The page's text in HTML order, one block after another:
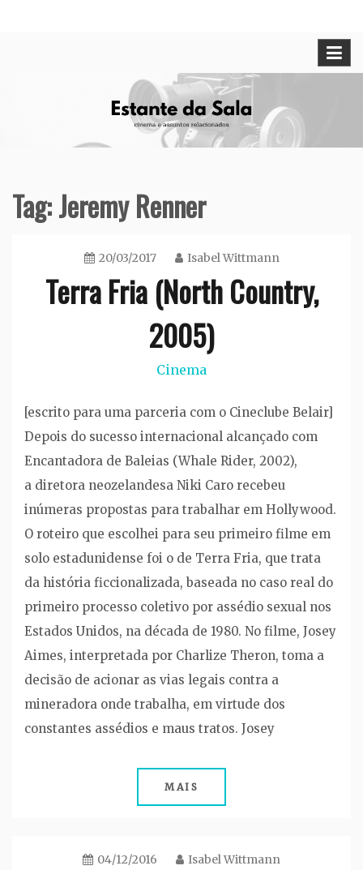
Tag:Jeremy Renner
20/03/2017 Isabel Wittmann
Terra Fria (North Country,
2005)
Cinema
[escrito para uma parceria com o Cineclube Belair]
Depois do sucesso internacional alcançado com
Encantadora de Baleias (Whale Rider, 2002),
a diretora neozelandesa Niki Caro recebeu
inúmeras propostas para trabalhar em Hollywood.
O roteiro que escolhei para seu primeiro filme em
solo estadunidense foi o de Terra Fria, que trata
da história ficcionalizada, baseada no caso real do
primeiro processo coletivo por assédio sexual nos
Estados Unidos, na década de 1980. No filme, Josey
Aimes, interpretada por Charlize Theron, toma a
decisão de acionar as vias legais contra a
mineradora onde trabalha, em virtude dos
constantes assédios e maus tratos. Josey
MAIS
04/12/2016 Isabel Wittmann